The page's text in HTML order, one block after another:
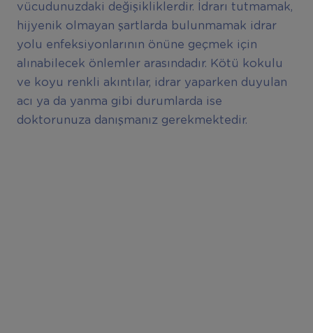
vücudunuzdaki değişikliklerdir. İdrarı tutmamak,
hijyenik olmayan şartlarda bulunmamak idrar
yolu enfeksiyonlarının önüne geçmek için
alınabilecek önlemler arasındadır. Kötü kokulu
ve koyu renkli akıntılar, idrar yaparken duyulan
acı ya da yanma gibi durumlarda ise
doktorunuza danışmanız gerekmektedir.